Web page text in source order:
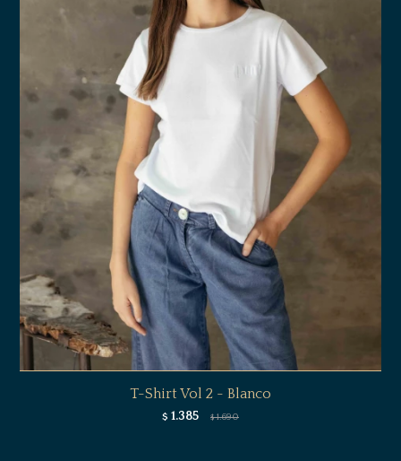
T-Shirt Vol 2 - Blanco
$ 1.385 $ 1.690